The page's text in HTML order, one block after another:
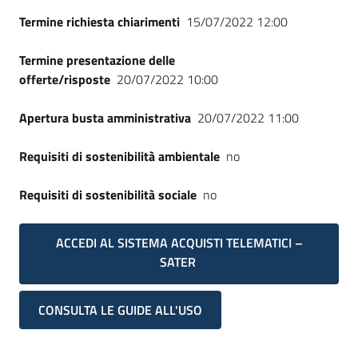
Termine richiesta chiarimenti 15/07/2022 12:00
Termine presentazione delle
offerte/risposte 20/07/2022 10:00
Apertura busta amministrativa 20/07/2022 11:00
Requisiti di sostenibilità ambientale no
Requisiti di sostenibilità sociale no
ACCEDI AL SISTEMA ACQUISTI TELEMATICI –
SATER
CONSULTA LE GUIDE ALL'USO